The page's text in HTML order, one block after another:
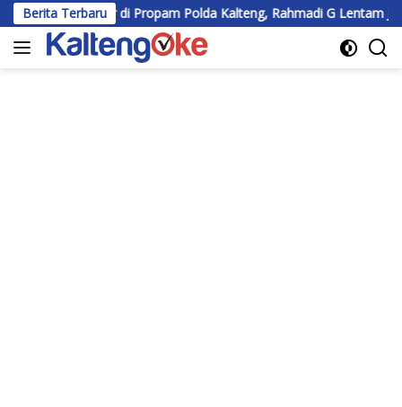
Langsung
ke
konten
Berita Terbaru
di Propam Polda Kalteng, Rahmadi G Lentam Jalani Klarifikasi